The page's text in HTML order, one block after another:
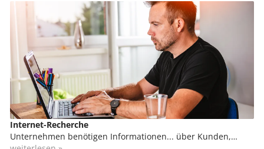
Internet-Recherche
Unternehmen benötigen Informationen... über Kunden,